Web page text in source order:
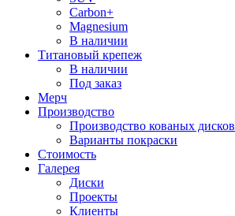
Carbon+
Magnesium
В наличии
Титановый крепеж
В наличии
Под заказ
Мерч
Производство
Производство кованых дисков
Варианты покраски
Стоимость
Галерея
Диски
Проекты
Клиенты